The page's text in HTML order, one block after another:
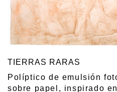
TIERRAS RARAS
Políptico de emulsión
sobre papel, inspirado